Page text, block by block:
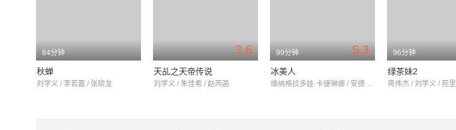
84分钟
秋蝉
刘学义 / 李若嘉 / 张晓龙
3.6
天乩之天帝传说
刘学义 / 朱佳希 / 赵芮菡
5.3
99分钟
冰美人
维纳格拉多娃·卡捷琳娜 / 安德烈·拉泽夫 / 水原碧衣
96分钟
绿茶妹2
蒋伟杰 / 刘学义 / 苑里